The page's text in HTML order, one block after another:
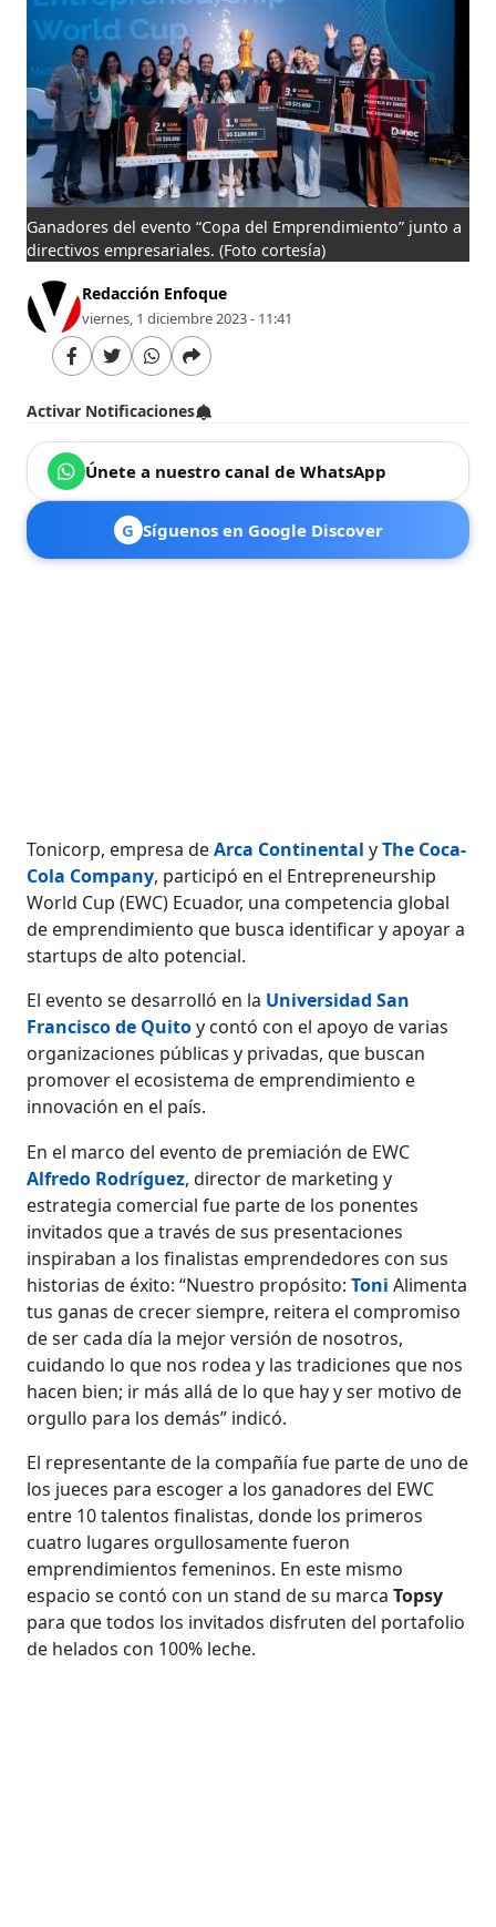
Ganadores del evento “Copa del Emprendimiento” junto a
directivos empresariales. (Foto cortesía)
Redacción Enfoque
viernes, 1 diciembre 2023 - 11:41
Activar Notificaciones
Únete a nuestro canal de WhatsApp
G Síguenos en Google Discover
Tonicorp, empresa deArca Continental yThe Coca-
Cola Company, participó en el Entrepreneurship
World Cup (EWC) Ecuador, una competencia global
de emprendimiento que busca identificar y apoyar a
startups de alto potencial.
El evento se desarrolló en la Universidad San
Francisco de Quitoy contó con el apoyo de varias
organizaciones públicas y privadas, que buscan
promover el ecosistema de emprendimiento e
innovación en el país.
En el marco del evento de premiación de EWC
Alfredo Rodríguez, director de marketing y
estrategia comercial fue parte de los ponentes
invitados que a través de sus presentaciones
inspiraban a los finalistas emprendedores con sus
historias de éxito: “Nuestro propósito:Toni Alimenta
tus ganas de crecer siempre, reitera el compromiso
de ser cada día la mejor versión de nosotros,
cuidando lo que nos rodea y las tradiciones que nos
hacen bien; ir más allá de lo que hay y ser motivo de
orgullo para los demás” indicó.
El representante de la compañía fue parte de uno de
los jueces para escoger a los ganadores del EWC
entre 10 talentos finalistas, donde los primeros
cuatro lugares orgullosamente fueron
emprendimientos femeninos. En este mismo
espacio se contó con un stand de su marcaTopsy
para que todos los invitados disfruten del portafolio
de helados con 100% leche.